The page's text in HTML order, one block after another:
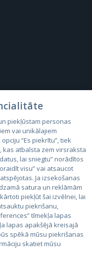
piekļūstam personas
vai unikālajiem
“Es piekrītu”, tiek
atbalsta zem virsraksta
lai sniegtu” norādītos
visu” vai atsaucot
Ja izsekošanas
satura un reklāmām
piekļūt šai izvēlnei, lai
piekrišanu,
tīmekļa lapas
lapas apakšējā kreisajā
spēkā mūsu piekrišanas
skatiet mūsu